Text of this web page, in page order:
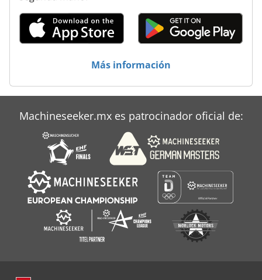
Dispositivo De Soldadura De Arco
Molinos De Arunda
Más información
Machineseeker.mx es patrocinador oficial de: